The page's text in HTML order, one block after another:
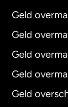
Geld
Geld
Geld
Geld
Geld